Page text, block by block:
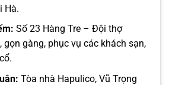
Hà.
Số 23 Hàng Tre – Đội thợ
gọn gàng, phục vụ các khách sạn,
Tòa nhà Hapulico, Vũ Trọng